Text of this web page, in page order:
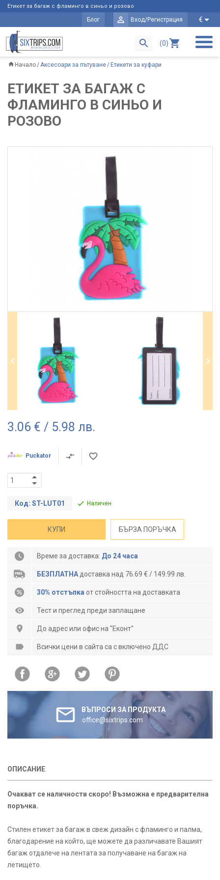
Етикет за багаж с фламинго в синьо и розово
Блог Вход/Регистрация €
(0)
Начало Аксесоари за пътуване Етикети за куфари
ЕТИКЕТ ЗА БАГАЖ С
ФЛАМИНГО В СИНЬО И
РОЗОВО
3.06 € / 5.98 лв.
Puckator
Код: ST-LUT01 Наличен
КУПИ БЪРЗА ПОРЪЧКА
Време за доставка: До 24 часа
БЕЗПЛАТНА доставка над 76.69 € / 149.99 лв.
30% отстъпка от стойността на доставката
Тест и преглед преди заплащане
До адрес или офис на "Еконт"
Всички цени в сайта са с включено ДДС
ВЪПРОСИ ЗА ПРОДУКТА
office@sixtrips.com
ОПИСАНИЕ
Очакват се наличности скоро! Възможна е предварителна
поръчка.
Стилен етикет за багаж в свеж дизайн с фламинго и палма,
благодарение на който, ще можете да различавате Вашият
багаж отдалече на лентата за получаване на багаж на
летището.